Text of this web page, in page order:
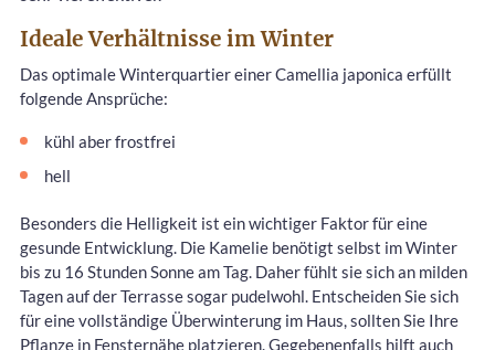
Ideale Verhältnisse im Winter
Das optimale Winterquartier einer Camellia japonica erfüllt
folgende Ansprüche:
kühl aber frostfrei
hell
Besonders die Helligkeit ist ein wichtiger Faktor für eine
gesunde Entwicklung. Die Kamelie benötigt selbst im Winter
bis zu 16 Stunden Sonne am Tag. Daher fühlt sie sich an milden
Tagen auf der Terrasse sogar pudelwohl. Entscheiden Sie sich
für eine vollständige Überwinterung im Haus, sollten Sie Ihre
Pflanze in Fensternähe platzieren. Gegebenenfalls hilft auch